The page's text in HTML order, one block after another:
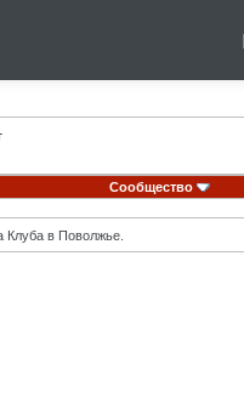
Сообщество
Клуба в Поволжье.